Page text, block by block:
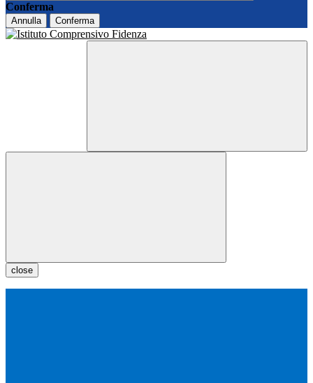
Conferma
Annulla Conferma
close